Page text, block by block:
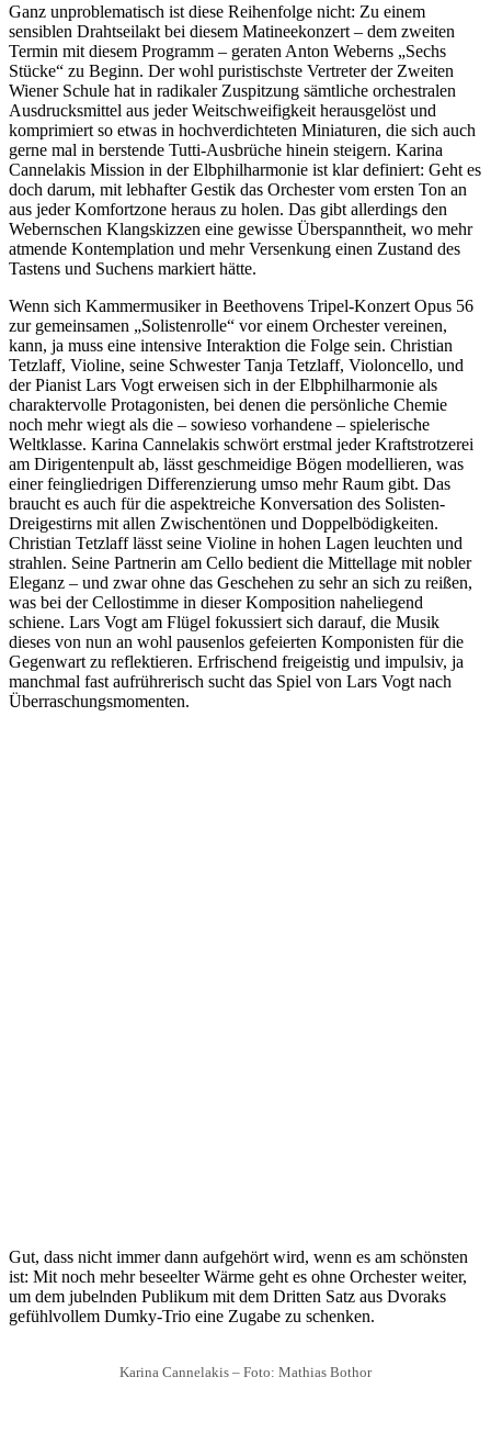
Ganz unproblematisch ist diese Reihenfolge nicht: Zu einem
sensiblen Drahtseilakt bei diesem Matineekonzert – dem zweiten
Termin mit diesem Programm – geraten Anton Weberns „Sechs
Stücke“ zu Beginn. Der wohl puristischste Vertreter der Zweiten
Wiener Schule hat in radikaler Zuspitzung sämtliche orchestralen
Ausdrucksmittel aus jeder Weitschweifigkeit herausgelöst und
komprimiert so etwas in hochverdichteten Miniaturen, die sich auch
gerne mal in berstende Tutti-Ausbrüche hinein steigern. Karina
Cannelakis Mission in der Elbphilharmonie ist klar definiert: Geht es
doch darum, mit lebhafter Gestik das Orchester vom ersten Ton an
aus jeder Komfortzone heraus zu holen. Das gibt allerdings den
Webernschen Klangskizzen eine gewisse Überspanntheit, wo mehr
atmende Kontemplation und mehr Versenkung einen Zustand des
Tastens und Suchens markiert hätte.
Wenn sich Kammermusiker in Beethovens Tripel-Konzert Opus 56
zur gemeinsamen „Solistenrolle“ vor einem Orchester vereinen,
kann, ja muss eine intensive Interaktion die Folge sein. Christian
Tetzlaff, Violine, seine Schwester Tanja Tetzlaff, Violoncello, und
der Pianist Lars Vogt erweisen sich in der Elbphilharmonie als
charaktervolle Protagonisten, bei denen die persönliche Chemie
noch mehr wiegt als die – sowieso vorhandene – spielerische
Weltklasse. Karina Cannelakis schwört erstmal jeder Kraftstrotzerei
am Dirigentenpult ab, lässt geschmeidige Bögen modellieren, was
einer feingliedrigen Differenzierung umso mehr Raum gibt. Das
braucht es auch für die aspektreiche Konversation des Solisten-
Dreigestirns mit allen Zwischentönen und Doppelbödigkeiten.
Christian Tetzlaff lässt seine Violine in hohen Lagen leuchten und
strahlen. Seine Partnerin am Cello bedient die Mittellage mit nobler
Eleganz – und zwar ohne das Geschehen zu sehr an sich zu reißen,
was bei der Cellostimme in dieser Komposition naheliegend
schiene. Lars Vogt am Flügel fokussiert sich darauf, die Musik
dieses von nun an wohl pausenlos gefeierten Komponisten für die
Gegenwart zu reflektieren. Erfrischend freigeistig und impulsiv, ja
manchmal fast aufrührerisch sucht das Spiel von Lars Vogt nach
Überraschungsmomenten.
Gut, dass nicht immer dann aufgehört wird, wenn es am schönsten
ist: Mit noch mehr beseelter Wärme geht es ohne Orchester weiter,
um dem jubelnden Publikum mit dem Dritten Satz aus Dvoraks
gefühlvollem Dumky-Trio eine Zugabe zu schenken.
Karina Cannelakis – Foto: Mathias Bothor